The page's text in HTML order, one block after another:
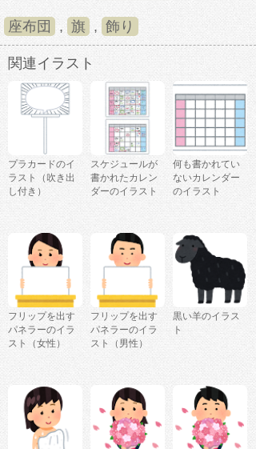
座布団 , 旗 , 飾り
関連イラスト
プラカードのイ
ラスト（吹き出
し付き）
スケジュールが
書かれたカレン
ダーのイラスト
何も書かれてい
ないカレンダー
のイラスト
フリップを出す
パネラーのイラ
スト（女性）
フリップを出す
パネラーのイラ
スト（男性）
黒い羊のイラス
ト